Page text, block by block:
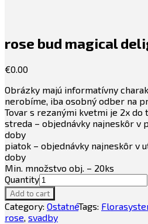
rose bud magical
€0.00
Obrázky majú informatívny
nerobíme, iba osobný odber na
Tovar s rezanými kvetmi je 2x do
streda – objednávky najneskôr v
doby
piatok – objednávky najneskôr v
doby
Min. množstvo obj. – 20ks
Quantity
Add to cart
Category: OstatnéTags:
rose, svadby